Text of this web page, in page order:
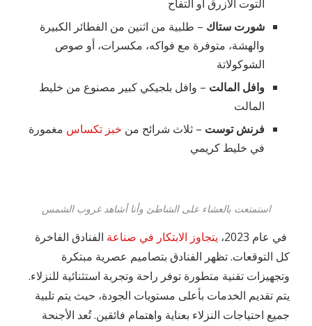
التوت الأزرق أو التفاح
شورت ستاك – طلبية من اثنين من الفطائر الكبيرة
والهشة، متوفرة مع فواكه، مكسرات، أو صوص
الشوكولاتة
وافل المالت – وافل بلجيكي كبير مصنوع من خليط
المالت
فرنش توست – ثلاث شرائح من خبز تكساس مغمورة
في خليط كريمي
استمتعت بالعشاء على الشاطئ وأنا أشاهد غروب الشمس
في عام 2023، يتجاوز الابتكار في صناعة الفنادق الفاخرة
كل التوقعات. تظهر الفنادق بتصاميم عصرية مبتكرة
وتجهيزات تقنية متطورة توفر راحة وتجربة استثنائية للنزلاء.
يتم تقديم الخدمات بأعلى مستويات الجودة، حيث يتم تلبية
جميع احتياجات النزلاء بعناية واهتمام فائقين. تُعد الأجنحة